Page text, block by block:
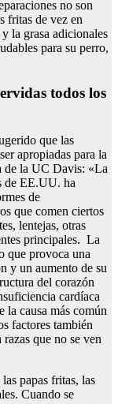
no son
fritas de vez en
la grasa adicionales
para su perro,
todos los
que las
apropiadas para la
de la UC Davis: «La
de EE.UU. ha
de
que comen ciertos
lentejas, otras
principales. La
que provoca una
y un aumento de su
del corazón
cardíaca
la causa más común
factores también
que no se ven
papas fritas, las
Cuando se